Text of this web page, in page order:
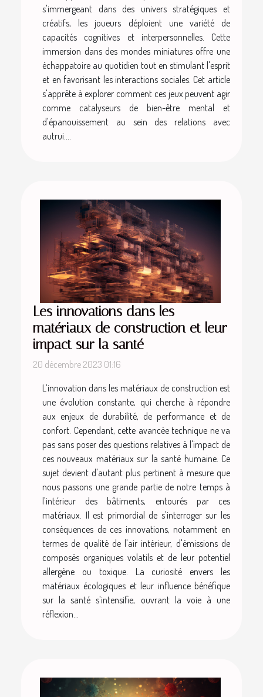
s'immergeant dans des univers stratégiques et
créatifs, les joueurs déploient une variété de
capacités cognitives et interpersonnelles. Cette
immersion dans des mondes miniatures offre une
échappatoire au quotidien tout en stimulant l'esprit
et en favorisant les interactions sociales. Cet article
s'apprête à explorer comment ces jeux peuvent agir
comme catalyseurs de bien-être mental et
d'épanouissement au sein des relations avec
autrui....
Les innovations dans les
matériaux de construction et leur
impact sur la santé
20 décembre 2023 01:16
L’innovation dans les matériaux de construction est
une évolution constante, qui cherche à répondre
aux enjeux de durabilité, de performance et de
confort. Cependant, cette avancée technique ne va
pas sans poser des questions relatives à l'impact de
ces nouveaux matériaux sur la santé humaine. Ce
sujet devient d'autant plus pertinent à mesure que
nous passons une grande partie de notre temps à
l'intérieur des bâtiments, entourés par ces
matériaux. Il est primordial de s'interroger sur les
conséquences de ces innovations, notamment en
termes de qualité de l'air intérieur, d'émissions de
composés organiques volatils et de leur potentiel
allergène ou toxique. La curiosité envers les
matériaux écologiques et leur influence bénéfique
sur la santé s'intensifie, ouvrant la voie à une
réflexion...